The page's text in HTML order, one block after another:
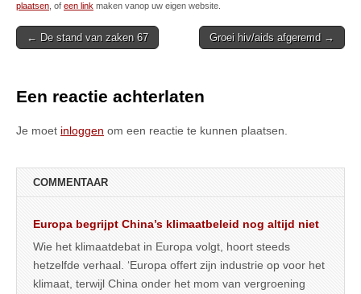
plaatsen , of een link maken vanop uw eigen website.
Post
← De stand van zaken 67 Groei hiv/aids afgeremd →
Een reactie achterlaten
Je moet inloggen om een reactie te kunnen plaatsen.
COMMENTAAR
Europa begrijpt China’s klimaatbeleid nog altijd niet
Wie het klimaatdebat in Europa volgt, hoort steeds
hetzelfde verhaal. ‘Europa offert zijn industrie op voor het
klimaat, terwijl China onder het mom van vergroening